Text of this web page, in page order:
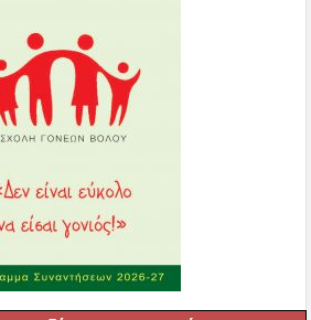
Λαζάρου Ανακοινώσεις